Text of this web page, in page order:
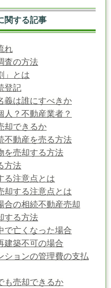
関する記事
れ
査の方法
」とは
登記
義は誰にすべきか
人？不動産業者？
却できるか
不動産を売る方法
を売却する方法
方法
る注意点とは
却する注意点とは
合の相続不動産売却
する方法
で亡くなった場合
建築不可の場合
ションの管理費の支払
も売却できるか